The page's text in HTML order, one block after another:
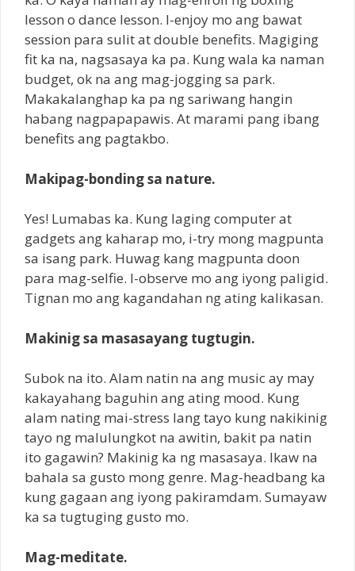
lesson o dance lesson. I-enjoy mo ang bawat
session para sulit at double benefits. Magiging
fit ka na, nagsasaya ka pa. Kung wala ka naman
budget, ok na ang mag-jogging sa park.
Makakalanghap ka pa ng sariwang hangin
habang nagpapapawis. At marami pang ibang
benefits ang pagtakbo.
Makipag-bonding sa nature.
Yes! Lumabas ka. Kung laging computer at
gadgets ang kaharap mo, i-try mong magpunta
sa isang park. Huwag kang magpunta doon
para mag-selfie. I-observe mo ang iyong paligid.
Tignan mo ang kagandahan ng ating kalikasan.
Makinig sa masasayang tugtugin.
Subok na ito. Alam natin na ang music ay may
kakayahang baguhin ang ating mood. Kung
alam nating mai-stress lang tayo kung nakikinig
tayo ng malulungkot na awitin, bakit pa natin
ito gagawin? Makinig ka ng masasaya. Ikaw na
bahala sa gusto mong genre. Mag-headbang ka
kung gagaan ang iyong pakiramdam. Sumayaw
ka sa tugtuging gusto mo.
Mag-meditate.